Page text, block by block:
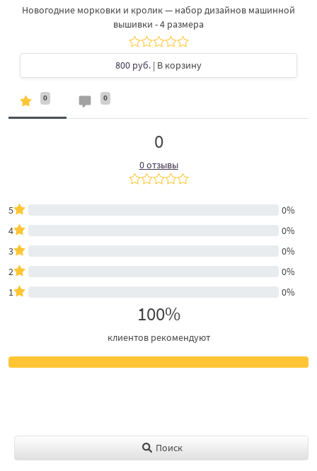
Новогодние морковки и кролик — набор дизайнов машинной
вышивки - 4 размера
800 руб. | В корзину
0 0
0
0 отзывы
5
0%
4
0%
3
0%
2
0%
1
0%
100%
клиентов рекомендуют
Поиск